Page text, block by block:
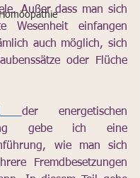
Außer dass man sich
Wesenheit einfangen
auch möglich, sich
oder Flüche
1 der energetischen
gebe ich eine
wie man sich
Fremdbesetzungen